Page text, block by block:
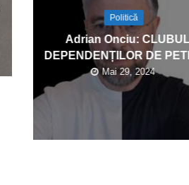
Politică
Adrian Onciu: CLUBUL
DEPENDENȚILOR DE
Mai 29, 2024